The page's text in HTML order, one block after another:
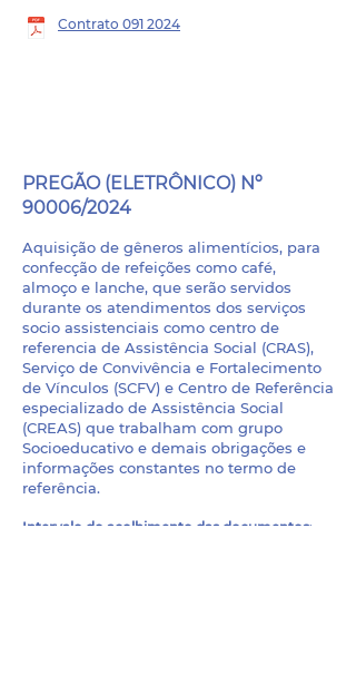
Contrato 091 2024
PREGÃO (ELETRÔNICO) Nº
90006/2024
Aquisição de gêneros alimentícios, para
confecção de refeições como café,
almoço e lanche, que serão servidos
durante os atendimentos dos serviços
socio assistenciais como centro de
referencia de Assistência Social (CRAS),
Serviço de Convivência e Fortalecimento
de Vínculos (SCFV) e Centro de Referência
especializado de Assistência Social
(CREAS) que trabalham com grupo
Socioeducativo e demais obrigações e
informações constantes no termo de
referência.
Intervalo do acolhimento das documentos: